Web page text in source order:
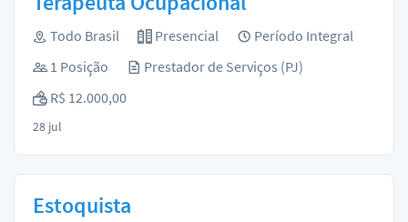
Todo Brasil Presencial
Período Integral
1 Posição
Prestador de Serviços (PJ)
R$ 12.000,00
28 jul
Estoquista